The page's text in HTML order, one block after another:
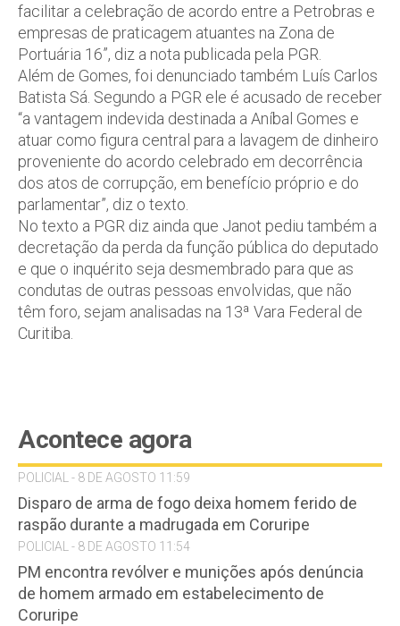
facilitar a celebração de acordo entre a Petrobras e
empresas de praticagem atuantes na Zona de
Portuária 16”, diz a nota publicada pela PGR.
Além de Gomes, foi denunciado também Luís Carlos
Batista Sá. Segundo a PGR ele é acusado de receber
“a vantagem indevida destinada a Aníbal Gomes e
atuar como figura central para a lavagem de dinheiro
proveniente do acordo celebrado em decorrência
dos atos de corrupção, em benefício próprio e do
parlamentar”, diz o texto.
No texto a PGR diz ainda que Janot pediu também a
decretação da perda da função pública do deputado
e que o inquérito seja desmembrado para que as
condutas de outras pessoas envolvidas, que não
têm foro, sejam analisadas na 13ª Vara Federal de
Curitiba.
Acontece agora
POLICIAL - 8 DE AGOSTO 11:59
Disparo de arma de fogo deixa homem ferido de
raspão durante a madrugada em Coruripe
POLICIAL - 8 DE AGOSTO 11:54
PM encontra revólver e munições após denúncia
de homem armado em estabelecimento de
Coruripe